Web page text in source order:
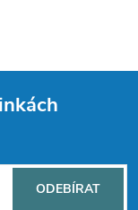
ODEBÍRAT